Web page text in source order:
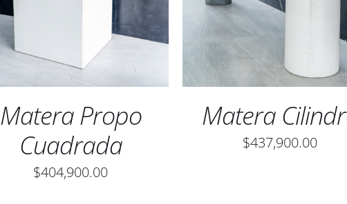
TIENE
MÚLTIPLES
VARIANTES.
OPCIONES
PUEDEN
EN
Matera Propo
Cuadrada
$404,900.00
LAS
Matera
$437,900.00